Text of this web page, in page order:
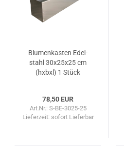
Blu­men­kas­ten Edel­
stahl 30x25x25 cm
(hxbxl) 1 Stück
78,50 EUR
Art.Nr.: S-BE-3025-25
Lieferzeit: sofort Lieferbar